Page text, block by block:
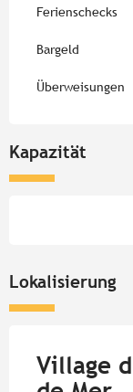
Ferienschecks
Bargeld
Überweisungen
Kapazität
Lokalisierung
Village